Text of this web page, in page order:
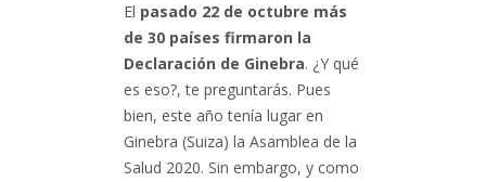
El pasado 22 de octubre más
de 30 países firmaron la
Declaración de Ginebra. ¿Y qué
es eso?, te preguntarás. Pues
bien, este año tenía lugar en
Ginebra (Suiza) la Asamblea de la
Salud 2020. Sin embargo, y como